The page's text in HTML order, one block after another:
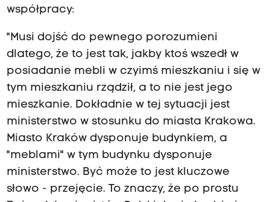
współpracy:
"Musi dojść do pewnego porozumieni
dlatego, że to jest tak, jakby ktoś wszedł w
posiadanie mebli w czyimś mieszkaniu i się w
tym mieszkaniu rządził, a to nie jest jego
mieszkanie. Dokładnie w tej sytuacji jest
ministerstwo w stosunku do miasta Krakowa.
Miasto Kraków dysponuje budynkiem, a
"meblami" w tym budynku dysponuje
ministerstwo. Być może to jest kluczowe
słowo - przejęcie. To znaczy, że po prostu